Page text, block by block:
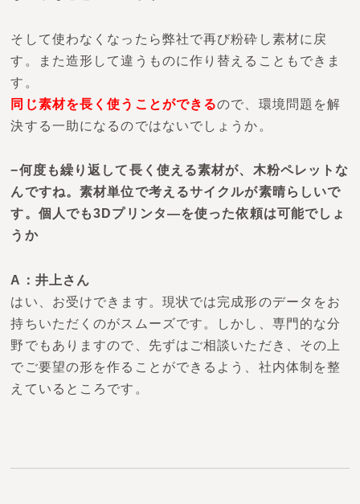
そして使わなくなったら弊社で再び粉砕し素材に戻
す。また造形して違うものに作り替えることもできま
す。
同じ素材を長く使うことができるので、環境問題を解
決する一助になるのではないでしょうか。
−何度も繰り返して長く使える素材が、木粉ペレットな
んですね。素材単位で考えるサイクルが素晴らしいで
す。個人でも3Dプリンタ―を使った依頼は可能でしょ
うか
A：井上さん
はい、お受けできます。 現状では完成形のデータをお
持ちいただくのがスムーズです。しかし、専門的な分
野でもありますので、先ずはご相談いただき、その上
でご要望の形を作ることができるよう、社内体制を整
えているところです。